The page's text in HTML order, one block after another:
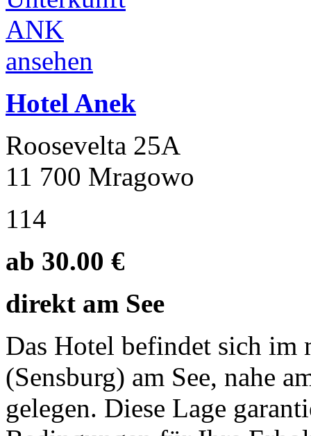
Hotel Anek
Roosevelta 25A
11 700 Mragowo
114
ab 30.00 €
direkt am See
Das Hotel befindet sich im
(Sensburg) am See, nahe
gelegen. Diese Lage